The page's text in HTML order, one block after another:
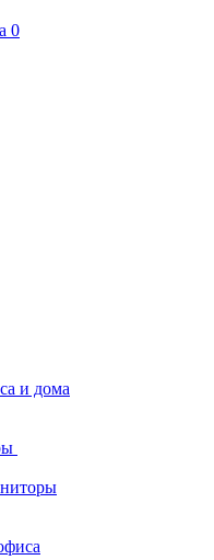
0
и дома